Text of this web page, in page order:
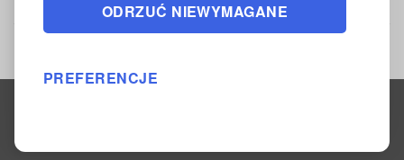
ODRZUĆ NIEWYMAGANE
PREFERENCJE
Polityka zwrotów